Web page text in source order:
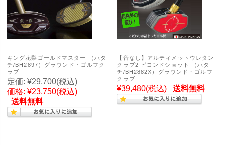
キング花梨ゴールドマスター （ハタ
チ/BH2897）グラウンド・ゴルフク
ラブ
定価: ¥29,700(税込)
価格: ¥23,750(税込)
送料無料
【音なし】アルティメットウレタン
クラブ2 ビヨンドショット （ハタ
チ/BH2882X）グラウンド・ゴルフ
クラブ
¥39,480(税込) 送料無料